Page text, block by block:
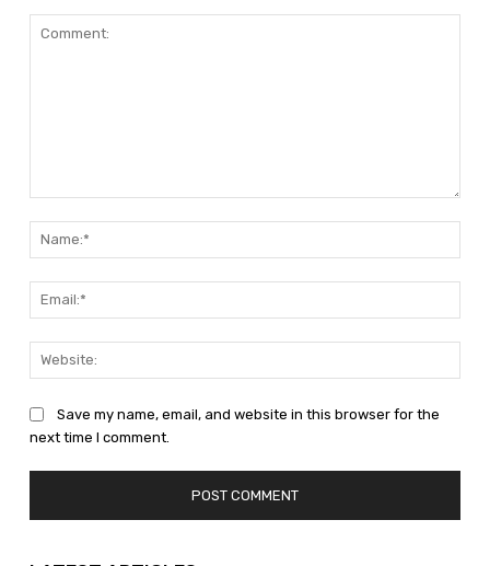
Save my name, email, and website in this browser for the
next time I comment.